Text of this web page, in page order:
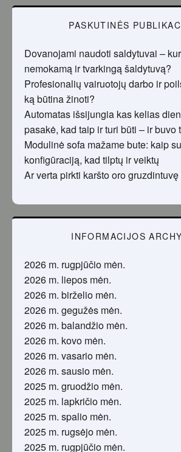
PASKUTINĖS
Dovanojami naudoti saldytuvai –
nemokamą ir tvarkingą šaldytuvą?
Profesionalių vairuotojų darbo ir
ką būtina žinoti?
Automatas išsijungia kas kelias
pasakė, kad taip ir turi būti – ir buvo
Modulinė sofa mažame bute: kaip
konfigūraciją, kad tilptų ir veiktų
Ar verta pirkti karšto oro
INFORMACIJOS
2026 m. rugpjūčio mėn.
2026 m. liepos mėn.
2026 m. birželio mėn.
2026 m. gegužės mėn.
2026 m. balandžio mėn.
2026 m. kovo mėn.
2026 m. vasario mėn.
2026 m. sausio mėn.
2025 m. gruodžio mėn.
2025 m. lapkričio mėn.
2025 m. spalio mėn.
2025 m. rugsėjo mėn.
2025 m. rugpjūčio mėn.